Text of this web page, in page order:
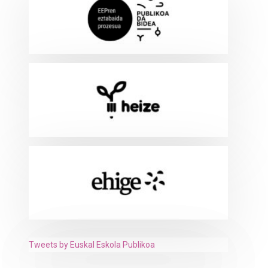
Tweets by Euskal Eskola Publikoa